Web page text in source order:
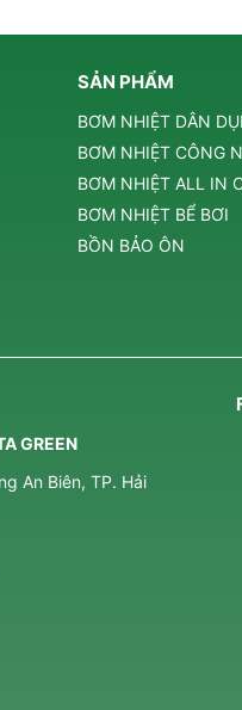
SẢN PHẨM
BƠM NHIỆT DÂN
BƠM NHIỆT CÔNG
BƠM NHIỆT ALL IN
BƠM NHIỆT BỂ BƠI
BỒN BẢO ÔN
GREEN
An Biên, TP. Hải